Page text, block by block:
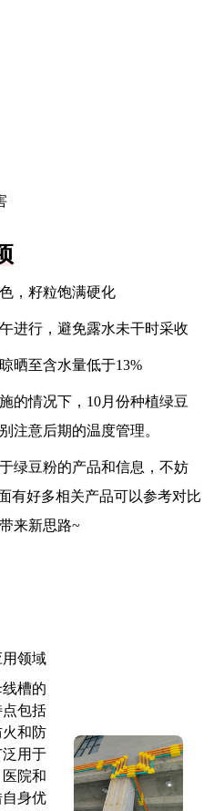
，籽粒饱满硬化
进行，避免露水未干时采收
晒至含水量低于13%
的情况下，10月份种植绿豆
注意后期的温度管理。
绿豆粉的产品和信息，不妨
有好多相关产品可以参考对比
来新思路~
领域
槽的
包括
和防
用于
院和
身优